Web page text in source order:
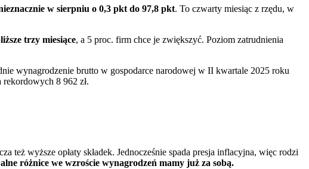
w sierpniu o 0,3 pkt do 97,8 pkt. To czwarty miesiąc z rzędu, w
trzy miesiące, a 5 proc. firm chce je zwiększyć. Poziom zatrudnienia
wynagrodzenie brutto w gospodarce narodowej w II kwartale 2025 roku
8 962 zł.
wyższe opłaty składek. Jednocześnie spada presja inflacyjna, więc rodzi
różnice we wzroście wynagrodzeń mamy już za sobą.